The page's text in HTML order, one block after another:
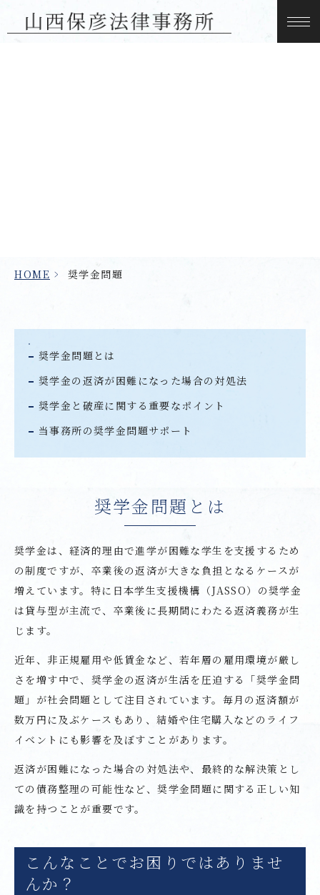
HOME > 奨学金問題
奨学金問題とは
奨学金の返済が困難になった場合の対処法
奨学金と破産に関する重要なポイント
当事務所の奨学金問題サポート
奨学金問題とは
奨学金は、経済的理由で進学が困難な学生を支援するため
の制度ですが、卒業後の返済が大きな負担となるケースが
増えています。特に日本学生支援機構（JASSO）の奨学金
は貸与型が主流で、卒業後に長期間にわたる返済義務が生
じます。
近年、非正規雇用や低賃金など、若年層の雇用環境が厳し
さを増す中で、奨学金の返済が生活を圧迫する「奨学金問
題」が社会問題として注目されています。毎月の返済額が
数万円に及ぶケースもあり、結婚や住宅購入などのライフ
イベントにも影響を及ぼすことがあります。
返済が困難になった場合の対処法や、最終的な解決策とし
ての債務整理の可能性など、奨学金問題に関する正しい知
識を持つことが重要です。
こんなことでお困りではありませ
んか？